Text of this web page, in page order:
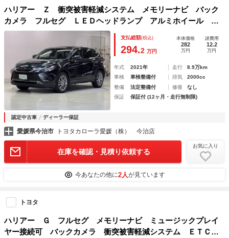
ハリアー Ｚ 衝突被害軽減システム メモリーナビ バック
カメラ フルセグ ＬＥＤヘッドランプ アルミホイール ド
ラレコ スマートキー オートクルーズコントロール ＥＴ
支払総額(税込)
294.2 万円
本体価格
282
万円
諸費用
12.2
万円
年式 2021年 走行
8.9万km
車検
車検整備付 排気
2000cc
整備
法定整備付 修復
なし
保証
保証付 (12ヶ月・走行無制限)
認定中古車 ディーラー保証
愛媛県今治市 トヨタカローラ愛媛（株） 今治店
在庫を確認・見積り依頼する
お気に入り
今あなたの他に2人が見ています
トヨタ
ハリアー Ｇ フルセグ メモリーナビ ミュージックプレイ
ヤー接続可 バックカメラ 衝突被害軽減システム ＥＴＣ